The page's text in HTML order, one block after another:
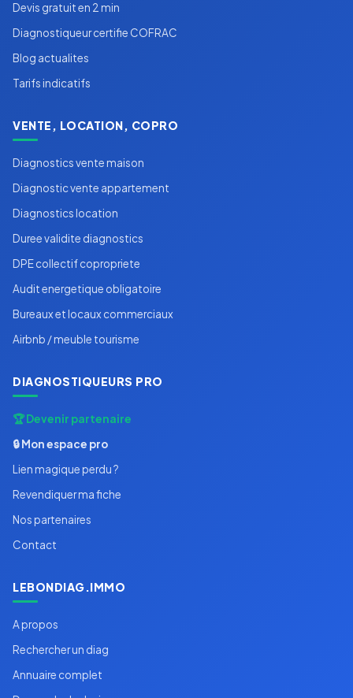
Devis gratuit en 2 min
Diagnostiqueur certifie COFRAC
Blog actualites
Tarifs indicatifs
VENTE, LOCATION, COPRO
Diagnostics vente maison
Diagnostic vente appartement
Diagnostics location
Duree validite diagnostics
DPE collectif copropriete
Audit energetique obligatoire
Bureaux et locaux commerciaux
Airbnb / meuble tourisme
DIAGNOSTIQUEURS PRO
🏆 Devenir partenaire
🔒 Mon espace pro
Lien magique perdu ?
Revendiquer ma fiche
Nos partenaires
Contact
LEBONDIAG.IMMO
A propos
Rechercher un diag
Annuaire complet